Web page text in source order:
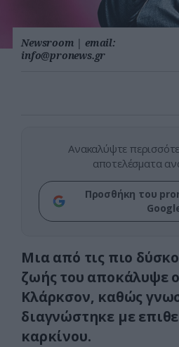
Newsroom | email:
info@pronews.gr
Ανακαλύψτε
αποτελέσματα
Προσθήκη του
Μια από τις πιο
ζωής του αποκάλυψε
Κλάρκσον, καθώς
διαγνώστηκε με
καρκίνου.